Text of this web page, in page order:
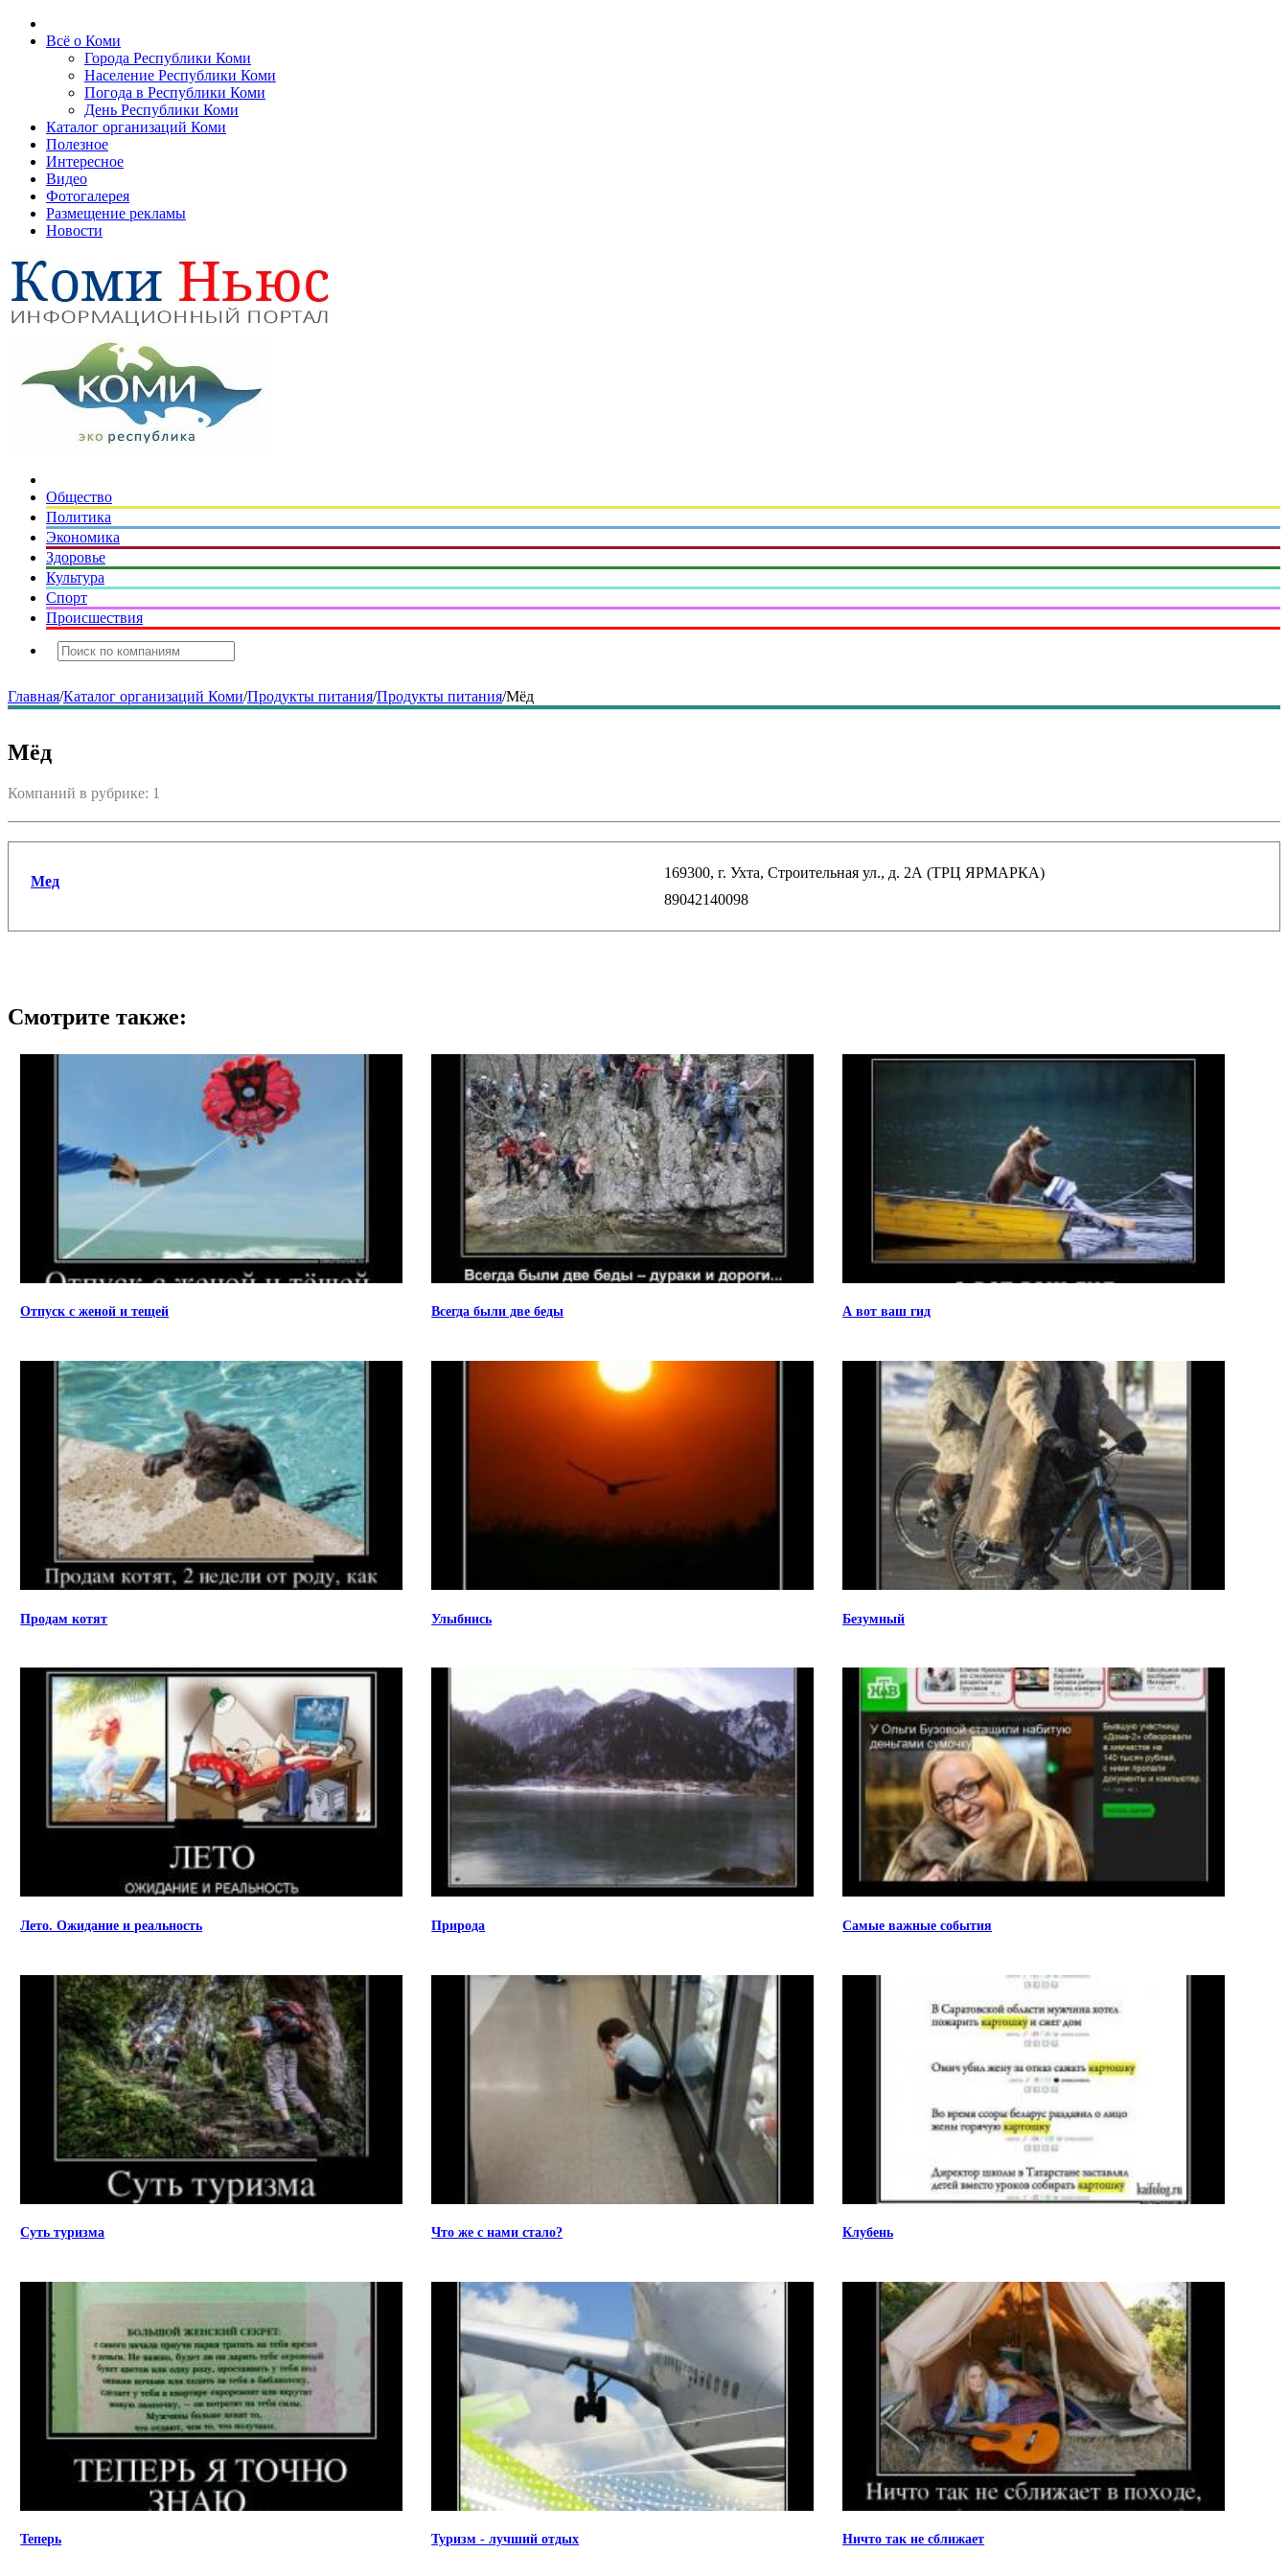
Всё о Коми
Города Республики Коми
Население Республики Коми
Погода в Республики Коми
День Республики Коми
Каталог организаций Коми
Полезное
Интересное
Видео
Фотогалерея
Размещение рекламы
Новости
Общество
Политика
Экономика
Здоровье
Культура
Спорт
Происшествия
Главная/Каталог организаций Коми/Продукты питания/Продукты питания/Мёд
Мёд
Компаний в рубрике: 1
Мед
169300, г. Ухта, Строительная ул., д. 2А (ТРЦ ЯРМАРКА)
89042140098
Смотрите также:
Отпуск с женой и тещей Всегда были две беды А вот ваш гид
Продам котят Улыбнись Безумный
Лето. Ожидание и реальность Природа Самые важные события
Суть туризма Что же с нами стало? Клубень
Теперь Туризм - лучший отдых Ничто так не сближает